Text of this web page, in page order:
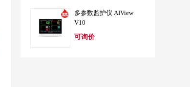
多参数监护仪 AIView
V10
可询价